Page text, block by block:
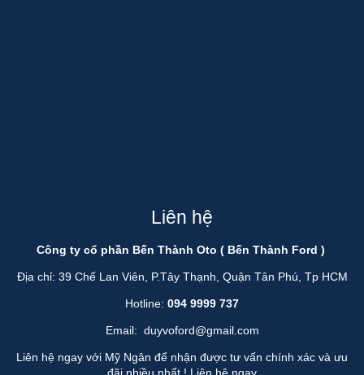
Liên hệ
Công ty cổ phần Bến Thành Oto ( Bến Thành Ford )
Địa chỉ: 39 Chế Lan Viên, P.Tây Thạnh, Quận Tân Phú, Tp HCM
Hotline: 094 9999 737
Email: duyvoford@gmail.com
Liên hệ ngay với Mỹ Ngân để nhận được tư vấn chính xác và ưu